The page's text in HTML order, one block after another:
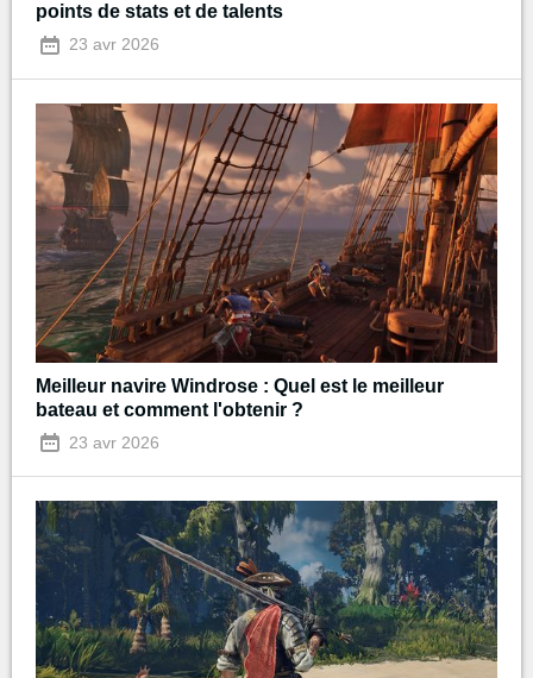
points de stats et de talents
23 avr 2026
Meilleur navire Windrose : Quel est le meilleur
bateau et comment l'obtenir ?
23 avr 2026